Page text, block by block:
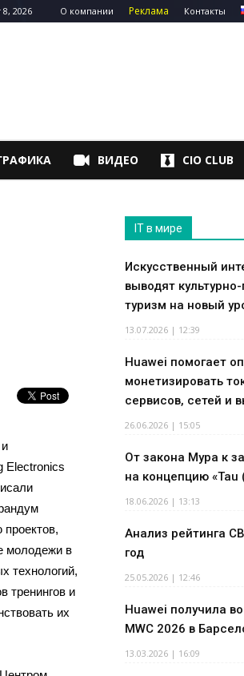
8, 2026 О компании Реклама Контакты
ВИДЕО CIO CLUB
Electronics
молодежи в
технологий,
тренингов и
их
IT в мире
Искусственный
выводят
туризм на новый
13.07.2026 | 12:39
Huawei помогает
монетизировать
сервисов, сетей и
26.06.2026 | 15:05
От закона Мура к
на концепцию «Tau
18.06.2026 | 13:13
Анализ рейтинга
год
25.05.2026 | 12:46
Huawei получила
MWC 2026 в
13.03.2026 | 16:09